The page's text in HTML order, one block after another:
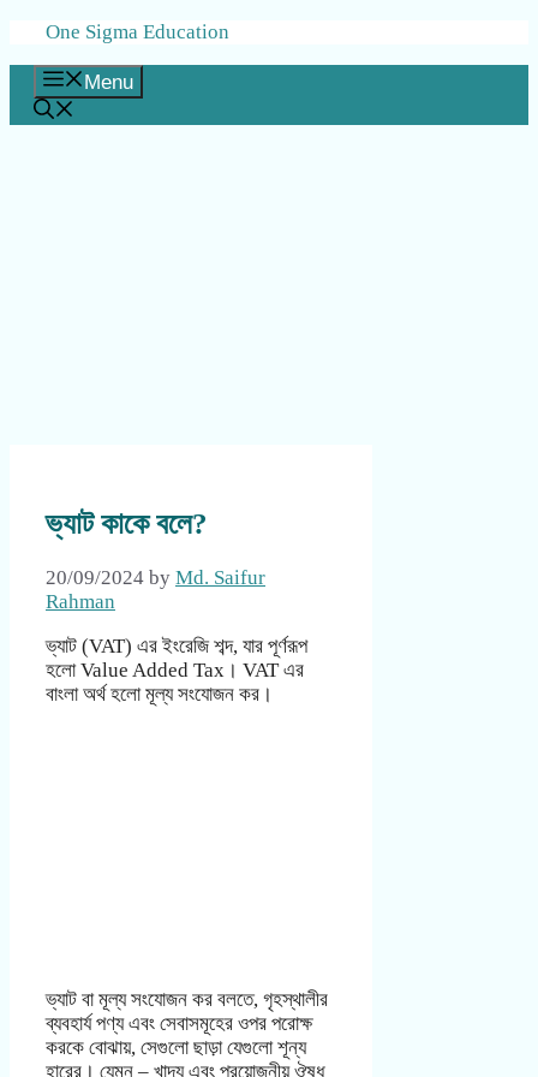
Skip
content
One Sigma Education
Menu
ভ্যাট কাকে বলে?
20/09/2024 by Md. Saifur
Rahman
ভ্যাট (VAT) এর ইংরেজি শব্দ, যার পূর্ণরূপ
হলো Value Added Tax। VAT এর
বাংলা অর্থ হলো মূল্য সংযোজন কর।
ভ্যাট বা মূল্য সংযোজন কর বলতে, গৃহস্থালীর
ব্যবহার্য পণ্য এবং সেবাসমূহের ওপর পরোক্ষ
করকে বোঝায়, সেগুলো ছাড়া যেগুলো শূন্য
হারের। যেমন – খাদ্য এবং প্রয়োজনীয় ঔষধ